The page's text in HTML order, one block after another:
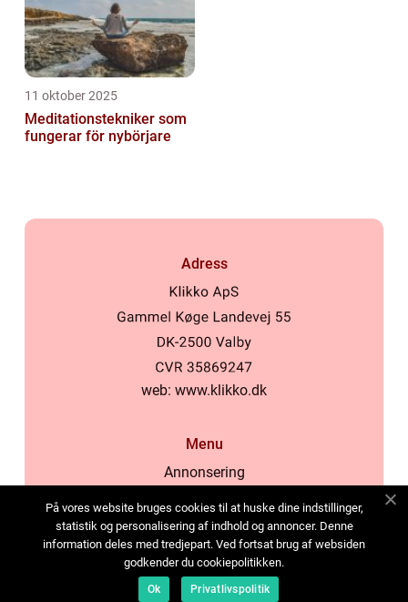
11 oktober 2025
Meditationstekniker som
fungerar för nybörjare
Adress
web: www.klikko.dk
Menu
Annonsering
Cookies
Kontakta oss
Sitemap
På vores website bruges cookies til at huske dine indstillinger,
statistik og personalisering af indhold og annoncer. Denne
information deles med tredjepart. Ved fortsat brug af websiden
godkender du cookiepolitikken.
Ok Privatlivspolitik